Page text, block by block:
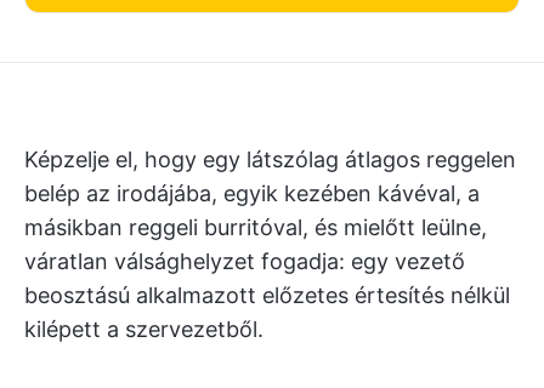
Képzelje el, hogy egy látszólag átlagos reggelen
belép az irodájába, egyik kezében kávéval, a
másikban reggeli burritóval, és mielőtt leülne,
váratlan válsághelyzet fogadja: egy vezető
beosztású alkalmazott előzetes értesítés nélkül
kilépett a szervezetből.